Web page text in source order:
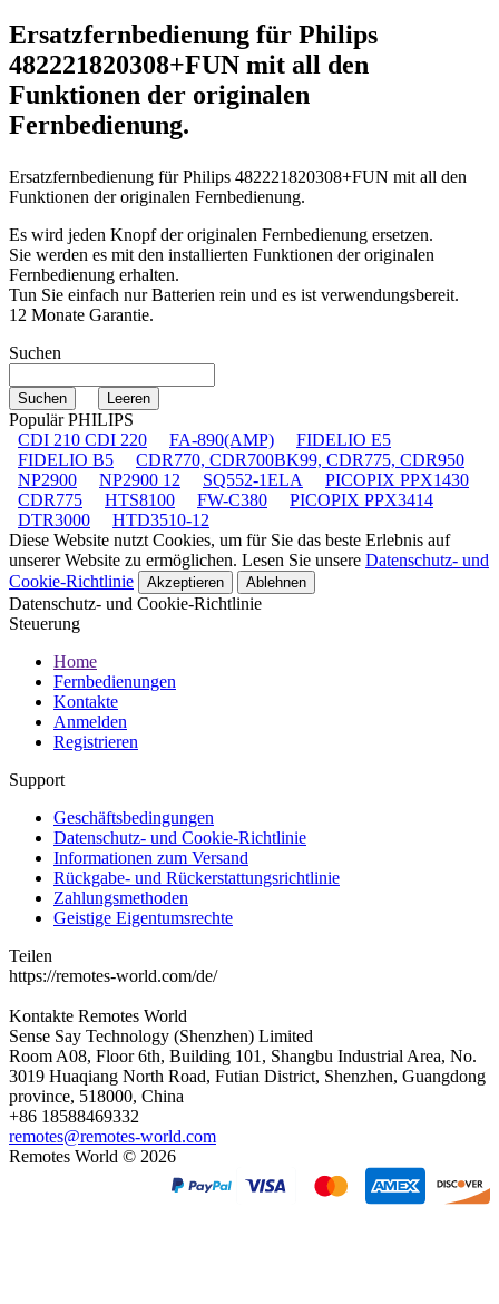
Ersatzfernbedienung für Philips
482221820308+FUN mit all den
Funktionen der originalen
Fernbedienung.
Ersatzfernbedienung fürPhilips 482221820308+FUN mit all den
Funktionen der originalen Fernbedienung.
Es wird jeden Knopf der originalen Fernbedienung ersetzen.
Sie werden es mit den installierten Funktionen der originalen
Fernbedienung erhalten.
Tun Sie einfach nur Batterien rein und es ist verwendungsbereit.
12 Monate Garantie.
Suchen
Populär PHILIPS
CDI 210 CDI 220
FA-890(AMP)
FIDELIO E5
FIDELIO B5
CDR770, CDR700BK99, CDR775, CDR950
NP2900
NP2900 12 SQ552-1ELA
PICOPIX PPX1430
CDR775
HTS8100 FW-C380
PICOPIX PPX3414
DTR3000
HTD3510-12
Diese Website nutzt Cookies, um für Sie das beste Erlebnis auf
unserer Website zu ermöglichen. Lesen Sie unsere Datenschutz- und
Cookie-Richtlinie
Akzeptieren Ablehnen
Datenschutz- und Cookie-Richtlinie
Steuerung
Home
Fernbedienungen
Kontakte
Anmelden
Registrieren
Support
Geschäftsbedingungen
Datenschutz- und Cookie-Richtlinie
Informationen zum Versand
Rückgabe- und Rückerstattungsrichtlinie
Zahlungsmethoden
Geistige Eigentumsrechte
Teilen
https://remotes-world.com/de/
Kontakte Remotes World
Sense Say Technology (Shenzhen) Limited
Room A08, Floor 6th, Building 101, Shangbu Industrial Area, No.
3019 Huaqiang North Road, Futian District, Shenzhen, Guangdong
province, 518000, China
+86 18588469332
remotes@remotes-world.com
Remotes World © 2026